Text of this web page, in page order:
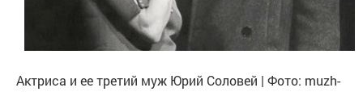
Актриса и ее третий муж Юрий Соловей | Фото: muzh-